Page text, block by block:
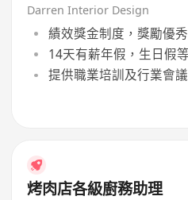
Darren Interior Design
績效獎金制度，獎勵優
14天有薪年假，生日假等
提供職業培訓及行業會
烤肉店各級廚務助理